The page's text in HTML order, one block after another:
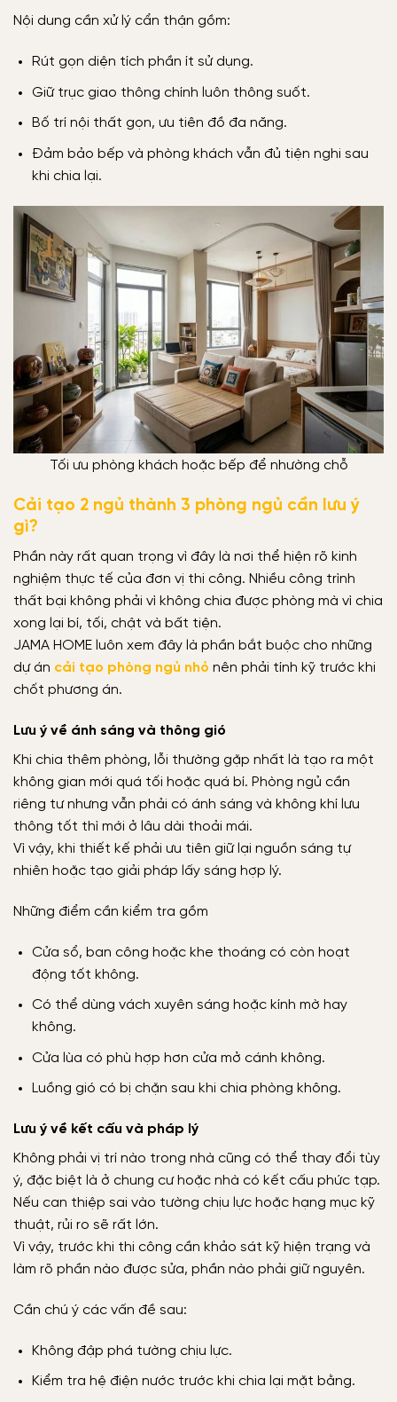
Nội dung cần xử lý cẩn thận gồm:
Rút gọn diện tích phần ít sử dụng.
Giữ trục giao thông chính luôn thông suốt.
Bố trí nội thất gọn, ưu tiên đồ đa năng.
Đảm bảo bếp và phòng khách vẫn đủ tiện nghi sau
khi chia lại.
Tối ưu phòng khách hoặc bếp để nhường chỗ
Cải tạo 2 ngủ thành 3 phòng ngủ cần lưu ý
gì?
Phần này rất quan trọng vì đây là nơi thể hiện rõ kinh
nghiệm thực tế của đơn vị thi công. Nhiều công trình
thất bại không phải vì không chia được phòng mà vì chia
xong lại bí, tối, chật và bất tiện.
JAMA HOME luôn xem đây là phần bắt buộc cho những
dự án cải tạo phòng ngủ nhỏ nên phải tính kỹ trước khi
chốt phương án.
Lưu ý về ánh sáng và thông gió
Khi chia thêm phòng, lỗi thường gặp nhất là tạo ra một
không gian mới quá tối hoặc quá bí. Phòng ngủ cần
riêng tư nhưng vẫn phải có ánh sáng và không khí lưu
thông tốt thì mới ở lâu dài thoải mái.
Vì vậy, khi thiết kế phải ưu tiên giữ lại nguồn sáng tự
nhiên hoặc tạo giải pháp lấy sáng hợp lý.
Những điểm cần kiểm tra gồm
Cửa sổ, ban công hoặc khe thoáng có còn hoạt
động tốt không.
Có thể dùng vách xuyên sáng hoặc kính mờ hay
không.
Cửa lùa có phù hợp hơn cửa mở cánh không.
Luồng gió có bị chặn sau khi chia phòng không.
Lưu ý về kết cấu và pháp lý
Không phải vị trí nào trong nhà cũng có thể thay đổi tùy
ý, đặc biệt là ở chung cư hoặc nhà có kết cấu phức tạp.
Nếu can thiệp sai vào tường chịu lực hoặc hạng mục kỹ
thuật, rủi ro sẽ rất lớn.
Vì vậy, trước khi thi công cần khảo sát kỹ hiện trạng và
làm rõ phần nào được sửa, phần nào phải giữ nguyên.
Cần chú ý các vấn đề sau:
Không đập phá tường chịu lực.
Kiểm tra hệ điện nước trước khi chia lại mặt bằng.